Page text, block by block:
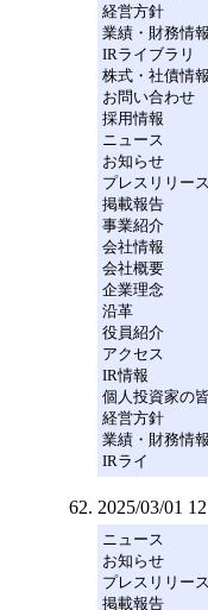
経営方針
業績・財務情報
IRライブラリ
株式・社債情報
お問い合わせ
採用情報
ニュース
お知らせ
プレスリリース
掲載報告
事業紹介
会社情報
会社概要
企業理念
沿革
役員紹介
アクセス
IR情報
個人投資家の
経営方針
業績・財務情報
IRライ
2025/03/01
ニュース
お知らせ
プレスリリース
掲載報告